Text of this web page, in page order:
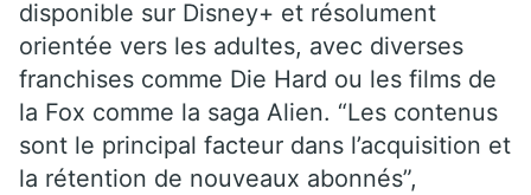
disponible sur Disney+ et résolument
orientée vers les adultes, avec diverses
franchises comme Die Hard ou les films de
la Fox comme la saga Alien. “Les contenus
sont le principal facteur dans l’acquisition et
la rétention de nouveaux abonnés”,